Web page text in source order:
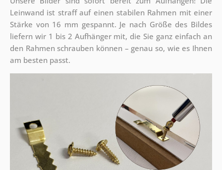
Leinwand ist straff auf einen stabilen Rahmen mit einer
Stärke von 16 mm gespannt. Je nach Größe des Bildes
liefern wir 1 bis 2 Aufhänger mit, die Sie ganz einfach an
den Rahmen schrauben können – genau so, wie es Ihnen
am besten passt.